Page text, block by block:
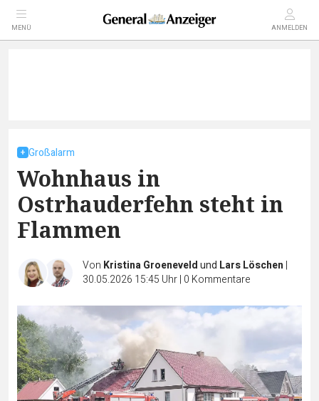
MENÜ ANMELDEN
Großalarm
Wohnhaus in
Ostrhauderfehn steht in
Flammen
Von Kristina Groeneveldund Lars Löschen |
30.05.2026 15:45 Uhr| 0 Kommentare